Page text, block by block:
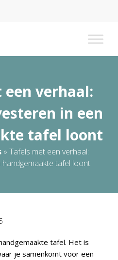
verhaal:
in een
tafel loont
» Tafels met een verhaal:
tafel loont
tafel. Het is
je samenkomt voor een